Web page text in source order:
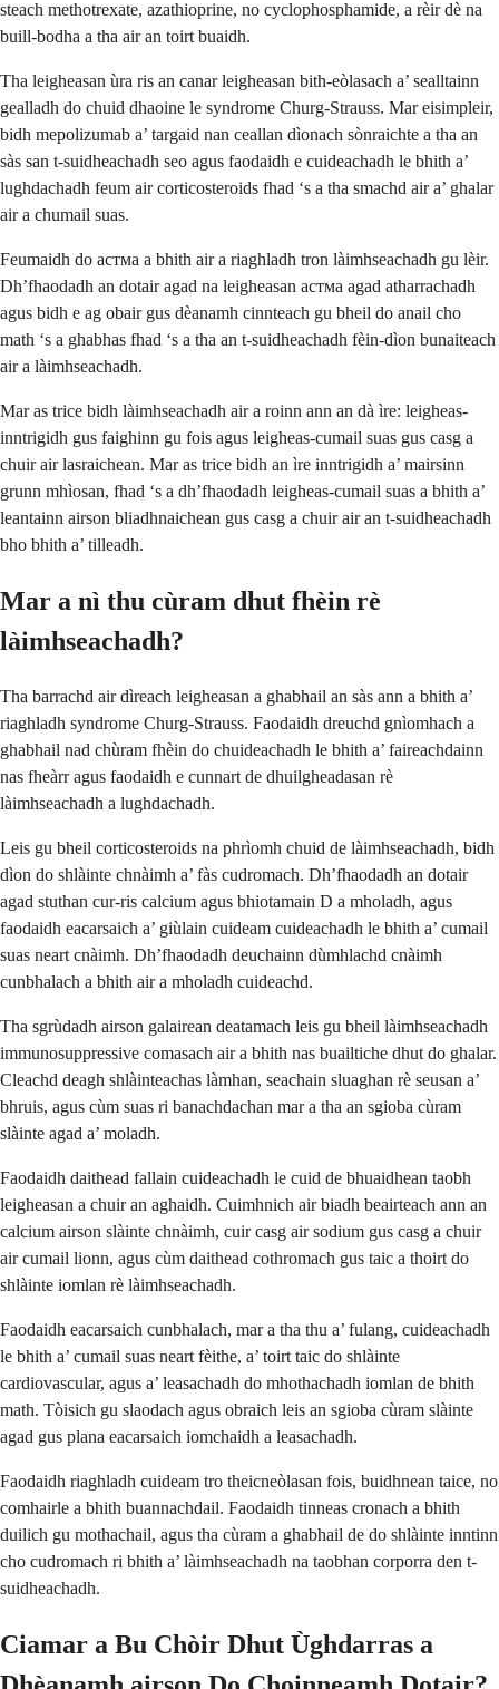
steach methotrexate, azathioprine, no cyclophosphamide, a rèir dè na
buill-bodha a tha air an toirt buaidh.
Tha leigheasan ùra ris an canar leigheasan bith-eòlasach a’ sealltainn
gealladh do chuid dhaoine le syndrome Churg-Strauss. Mar eisimpleir,
bidh mepolizumab a’ targaid nan ceallan dìonach sònraichte a tha an
sàs san t-suidheachadh seo agus faodaidh e cuideachadh le bhith a’
lughdachadh feum air corticosteroids fhad ‘s a tha smachd air a’ ghalar
air a chumail suas.
Feumaidh do aстма a bhith air a riaghladh tron ​​​​làimhseachadh gu lèir.
Dh’fhaodadh an dotair agad na leigheasan aстма agad atharrachadh
agus bidh e ag obair gus dèanamh cinnteach gu bheil do anail cho
math ‘s a ghabhas fhad ‘s a tha an t-suidheachadh fèin-dìon bunaiteach
air a làimhseachadh.
Mar as trice bidh làimhseachadh air a roinn ann an dà ìre: leigheas-
inntrigidh gus faighinn gu fois agus leigheas-cumail suas gus casg a
chuir air lasraichean. Mar as trice bidh an ìre inntrigidh a’ mairsinn
grunn mhìosan, fhad ‘s a dh’fhaodadh leigheas-cumail suas a bhith a’
leantainn airson bliadhnaichean gus casg a chuir air an t-suidheachadh
bho bhith a’ tilleadh.
Mar a nì thu cùram dhut fhèin rè
làimhseachadh?
Tha barrachd air dìreach leigheasan a ghabhail an sàs ann a bhith a’
riaghladh syndrome Churg-Strauss. Faodaidh dreuchd gnìomhach a
ghabhail nad chùram fhèin do chuideachadh le bhith a’ faireachdainn
nas fheàrr agus faodaidh e cunnart de dhuilgheadasan rè
làimhseachadh a lughdachadh.
Leis gu bheil corticosteroids na phrìomh chuid de làimhseachadh, bidh
dìon do shlàinte chnàimh a’ fàs cudromach. Dh’fhaodadh an dotair
agad stuthan cur-ris calcium agus bhiotamain D a mholadh, agus
faodaidh eacarsaich a’ giùlain cuideam cuideachadh le bhith a’ cumail
suas neart cnàimh. Dh’fhaodadh deuchainn dùmhlachd cnàimh
cunbhalach a bhith air a mholadh cuideachd.
Tha sgrùdadh airson galairean deatamach leis gu bheil làimhseachadh
immunosuppressive comasach air a bhith nas buailtiche dhut do ghalar.
Cleachd deagh shlàinteachas làmhan, seachain sluaghan rè seusan a’
bhruis, agus cùm suas ri banachdachan mar a tha an sgioba cùram
slàinte agad a’ moladh.
Faodaidh daithead fallain cuideachadh le cuid de bhuaidhean taobh
leigheasan a chuir an aghaidh. Cuimhnich air biadh beairteach ann an
calcium airson slàinte chnàimh, cuir casg air sodium gus casg a chuir
air cumail lionn, agus cùm daithead cothromach gus taic a thoirt do
shlàinte iomlan rè làimhseachadh.
Faodaidh eacarsaich cunbhalach, mar a tha thu a’ fulang, cuideachadh
le bhith a’ cumail suas neart fèithe, a’ toirt taic do shlàinte
cardiovascular, agus a’ leasachadh do mhothachadh iomlan de bhith
math. Tòisich gu slaodach agus obraich leis an sgioba cùram slàinte
agad gus plana eacarsaich iomchaidh a leasachadh.
Faodaidh riaghladh cuideam tro theicneòlasan fois, buidhnean taice, no
comhairle a bhith buannachdail. Faodaidh tinneas cronach a bhith
duilich gu mothachail, agus tha cùram a ghabhail de do shlàinte inntinn
cho cudromach ri bhith a’ làimhseachadh na taobhan corporra den t-
suidheachadh.
Ciamar a Bu Chòir Dhut Ùghdarras a